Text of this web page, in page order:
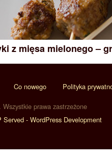
z mięsa mielonego –
Co nowego Polityka
prawa zastrzeżone
Served - WordPress Development